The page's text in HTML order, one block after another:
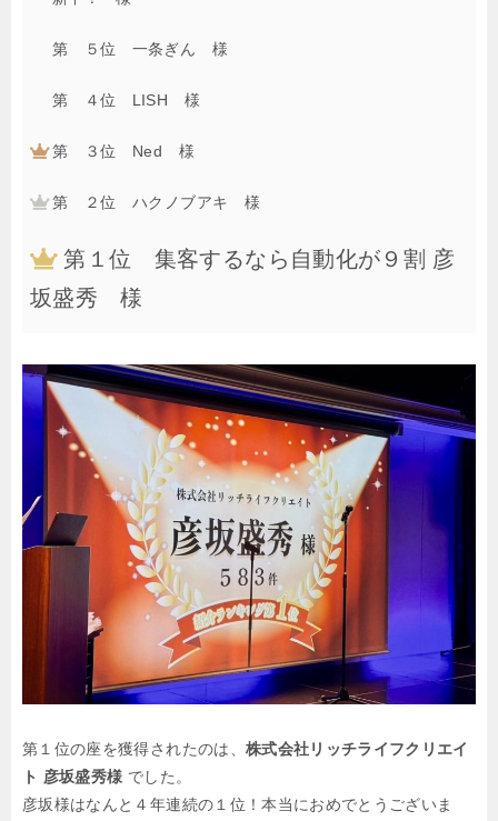
第 ５位 一条ぎん 様
第 ４位 LISH 様
第 ３位 Ned 様
第 ２位 ハクノブアキ 様
第１位 集客するなら自動化が９割 彦
坂盛秀 様
第１位の座を獲得されたのは、 株式会社リッチライフクリエイ
ト 彦坂盛秀様 でした。
彦坂様はなんと４年連続の１位！本当におめでとうございま